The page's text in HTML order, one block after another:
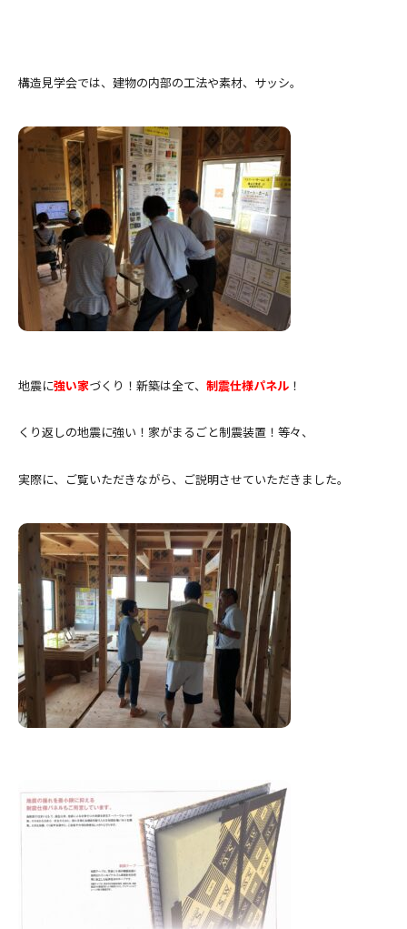
構造見学会では、建物の内部の工法や素材、サッシ。
地震に強い家づくり！新築は全て、 制震仕様パネル ！
くり返しの地震に強い！家がまるごと制震装置！等々、
実際に、ご覧いただきながら、ご説明させていただきました。